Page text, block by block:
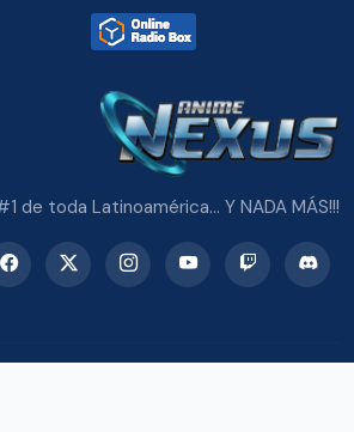
de toda Latinoamérica... Y NADA MÁS!!!